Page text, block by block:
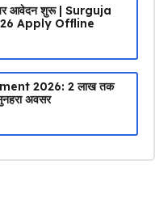
पर आवेदन शुरू | Surguja
Apply Offline
2026: ₹2 लाख तक
अवसर